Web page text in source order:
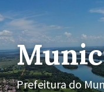
Prefeitura do